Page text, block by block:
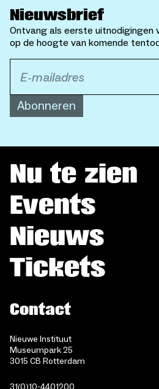
Nieuwsbrief
Ontvang als eerste uitnodigingen
op de hoogte van komende
Abonneren
Nu te zien
Events
Nieuws
Tickets
Contact
Nieuwe Instituut
Museumpark 25
3015 CB Rotterdam